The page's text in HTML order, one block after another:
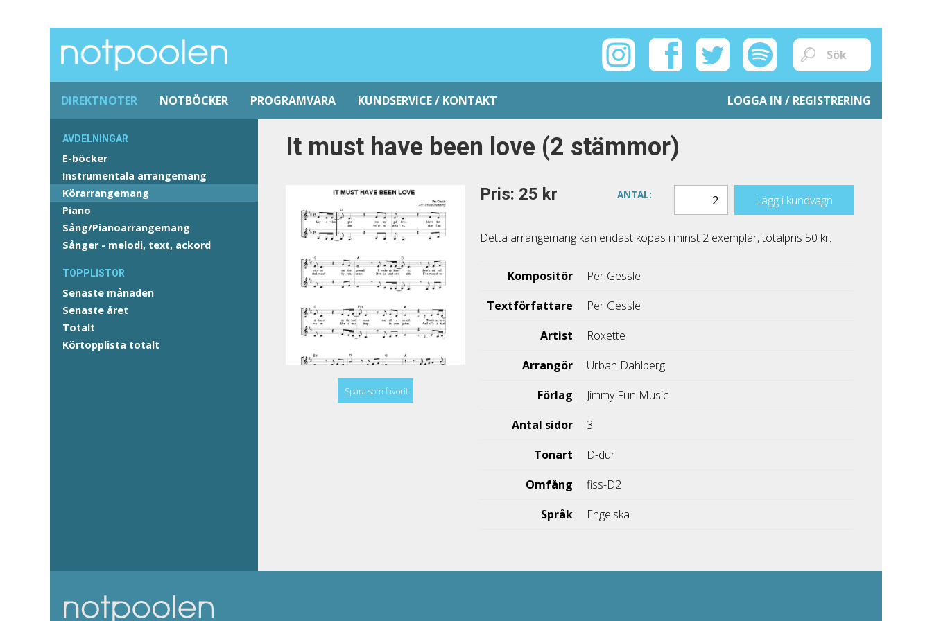
DIREKTNOTER NOTBÖCKER PROGRAMVARA KUNDSERVICE / KONTAKT LOGGA IN / REGISTRERING
AVDELNINGAR
E-böcker
Instrumentala arrangemang
Körarrangemang
Piano
Sång/Pianoarrangemang
Sånger - melodi, text, ackord
TOPPLISTOR
Senaste månaden
Senaste året
Totalt
Körtopplista totalt
It must have been love (2 stämmor)
Spara som favorit
Pris: 25 kr ANTAL: Lägg i kundvagn
Detta arrangemang kan endast köpas i minst 2 exemplar, totalpris 50 kr.
Kompositör
Per Gessle
Textförfattare
Per Gessle
Artist
Roxette
Arrangör
Urban Dahlberg
Förlag
Jimmy Fun Music
Antal sidor
3
Tonart
D-dur
Omfång
fiss-D2
Språk
Engelska